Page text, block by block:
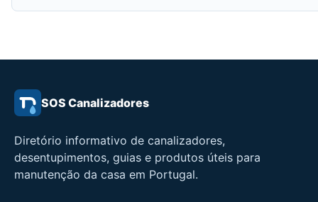
SOS Canalizadores
Diretório informativo de canalizadores,
desentupimentos, guias e produtos úteis para
manutenção da casa em Portugal.